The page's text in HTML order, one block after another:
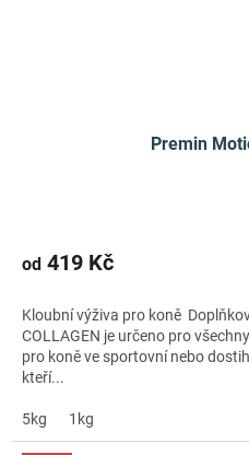
Premin
od 419 Kč
Kloubní výživa pro koně
COLLAGEN je určeno pro
pro koně ve sportovní nebo
kteří...
5kg 1kg